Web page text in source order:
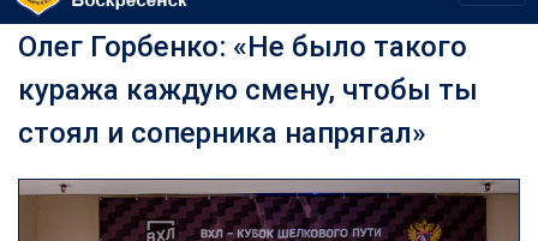
Олег Горбенко: «Не было такого
куража каждую смену, чтобы ты
стоял и соперника напрягал»